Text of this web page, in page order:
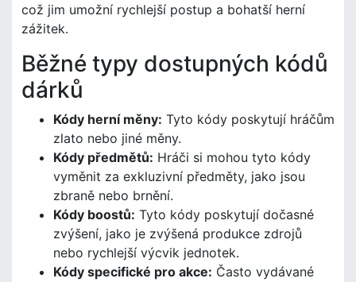
což jim umožní rychlejší postup a bohatší herní
zážitek.
Běžné typy dostupných kódů
dárků
Kódy herní měny: Tyto kódy poskytují hráčům
zlato nebo jiné měny.
Kódy předmětů: Hráči si mohou tyto kódy
vyměnit za exkluzivní předměty, jako jsou
zbraně nebo brnění.
Kódy boostů: Tyto kódy poskytují dočasné
zvýšení, jako je zvýšená produkce zdrojů
nebo rychlejší výcvik jednotek.
Kódy specifické pro akce: Často vydávané